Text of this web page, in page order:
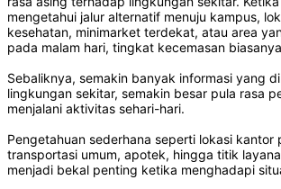
mengetahui jalur alternatif menuju kampus,
kesehatan, minimarket terdekat, atau area
pada malam hari, tingkat kecemasan
Sebaliknya, semakin banyak informasi yang
lingkungan sekitar, semakin besar pula rasa
menjalani aktivitas sehari-hari.
Pengetahuan sederhana seperti lokasi kantor
transportasi umum, apotek, hingga titik
menjadi bekal penting ketika menghadapi